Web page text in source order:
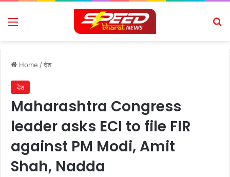
Menu
Home /देश
देश
Maharashtra Congress
leader asks ECI to file FIR
against PM Modi, Amit
Shah, Nadda